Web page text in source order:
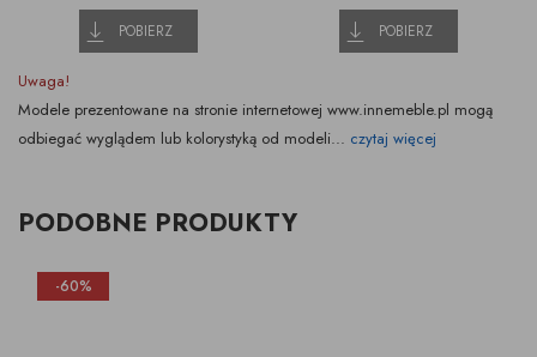
POBIERZ POBIERZ
Uwaga!
Modele prezentowane na stronie internetowej www.innemeble.pl mogą
odbiegać wyglądem lub kolorystyką od modeli... czytaj więcej
PODOBNE PRODUKTY
-60%